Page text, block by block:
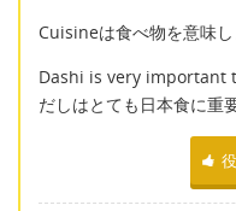
Cuisineは食べ物を意味し
Dashi is very important
だしはとても日本食に重